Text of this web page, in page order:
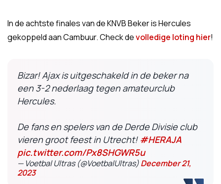
In de achtste finales van de KNVB Beker is Hercules
gekoppeld aan Cambuur. Check devolledige loting hier!
Bizar! Ajax is uitgeschakeld in de beker na
een 3-2 nederlaag tegen amateurclub
Hercules.
De fans en spelers van de Derde Divisie club
vieren groot feest in Utrecht! #HERAJA
pic.twitter.com/Px8SHGWR5u
— Voetbal Ultras (@VoetbalUltras)December 21,
2023